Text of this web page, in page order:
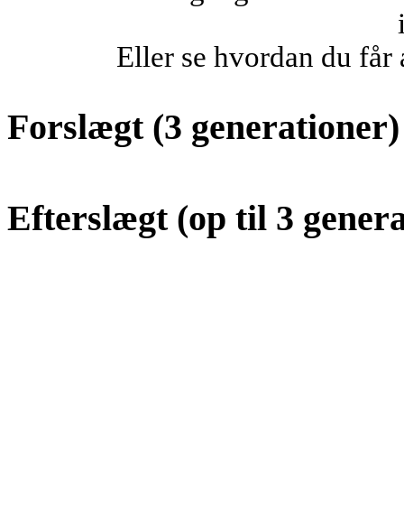
Eller se hvordan du får
Forslægt (3
Efterslægt (op til 3